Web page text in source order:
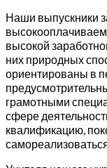
Наши выпускники
высокой
них природных
ориентированы в
грамотными
сфере
квалификацию,